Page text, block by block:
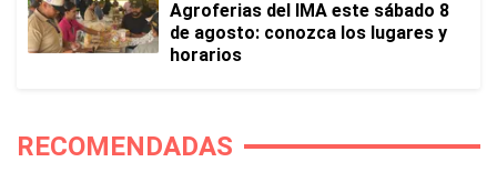
Agroferias del IMA este sábado 8
de agosto: conozca los lugares y
horarios
RECOMENDADAS